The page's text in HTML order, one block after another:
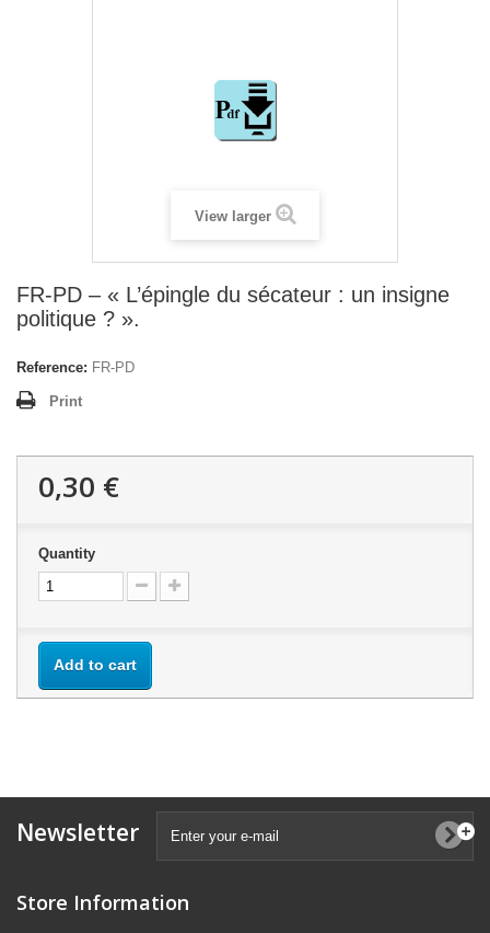
View larger
FR-PD – « L’épingle du sécateur : un insigne
politique ? ».
Reference: FR-PD
Print
0,30 €
Quantity
Add to cart
Newsletter
Store Information